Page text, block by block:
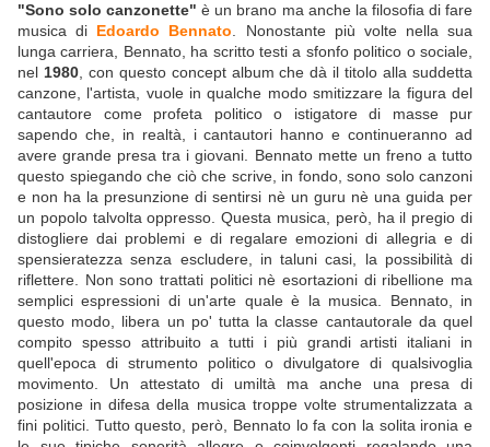
"Sono solo canzonette" è un brano ma anche la filosofia di fare
musica di Edoardo Bennato . Nonostante più volte nella sua
lunga carriera, Bennato, ha scritto testi a sfonfo politico o sociale,
nel 1980, con questo concept album che dà il titolo alla suddetta
canzone, l'artista, vuole in qualche modo smitizzare la figura del
cantautore come profeta politico o istigatore di masse pur
sapendo che, in realtà, i cantautori hanno e continueranno ad
avere grande presa tra i giovani. Bennato mette un freno a tutto
questo spiegando che ciò che scrive, in fondo, sono solo canzoni
e non ha la presunzione di sentirsi nè un guru nè una guida per
un popolo talvolta oppresso. Questa musica, però, ha il pregio di
distogliere dai problemi e di regalare emozioni di allegria e di
spensieratezza senza escludere, in taluni casi, la possibilità di
riflettere. Non sono trattati politici nè esortazioni di ribellione ma
semplici espressioni di un'arte quale è la musica. Bennato, in
questo modo, libera un po' tutta la classe cantautorale da quel
compito spesso attribuito a tutti i più grandi artisti italiani in
quell'epoca di strumento politico o divulgatore di qualsivoglia
movimento. Un attestato di umiltà ma anche una presa di
posizione in difesa della musica troppe volte strumentalizzata a
fini politici. Tutto questo, però, Bennato lo fa con la solita ironia e